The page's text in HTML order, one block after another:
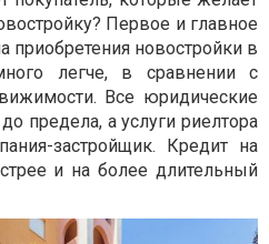
Первое и главное
приобретения новостройки в
легче, в сравнении с
Все юридические
предела, а услуги риелтора
застройщик. Кредит на
и на более длительный